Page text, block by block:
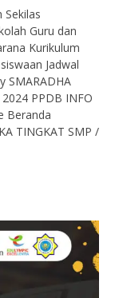
Sekilas
Guru dan
Kurikulum
Jadwal
SMARADHA
PPDB INFO
Beranda
TINGKAT SMP /